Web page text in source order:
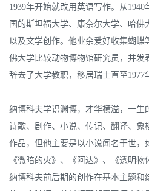
1939年开始就改用英语写作。从
国的斯坦福大学、康奈尔大学、哈
以及文学创作。他业余爱好收集蝴蝶
佛大学比较动物博物馆研究员，并发
辞去了大学教职，移居瑞士直至1977
纳博科夫学识渊博，才华横溢，一生
诗歌、剧作、小说、传记、翻译、象
作品，但他主要是以小说闻名于世，
《微暗的火》、《阿达》、《透明物
纳博科夫前后期的创作在基本主题和